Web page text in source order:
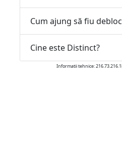
Cum ajung să fiu
Cine este Distinct?
Informatii tehnice: